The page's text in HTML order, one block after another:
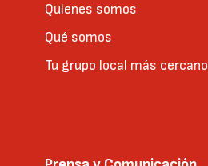
Quienes somos
Qué somos
Tu grupo local más cercano